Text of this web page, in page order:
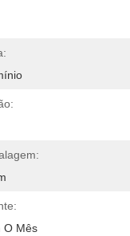
O Mês